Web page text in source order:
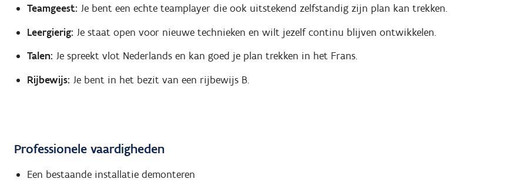
Teamgeest: Je bent een echte teamplayer die ook uitstekend zelfstandig zijn plan kan trekken.
Leergierig: Je staat open voor nieuwe technieken en wilt jezelf continu blijven ontwikkelen.
Talen: Je spreekt vlot Nederlands en kan goed je plan trekken in het Frans.
Rijbewijs: Je bent in het bezit van een rijbewijs B.
Professionele vaardigheden
Een bestaande installatie demonteren